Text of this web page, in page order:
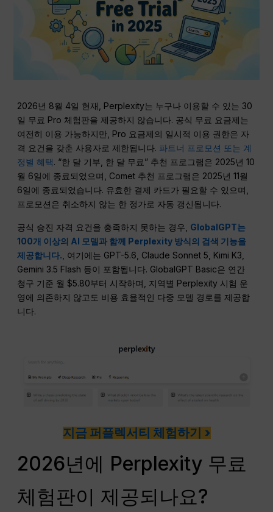
2026년 8월 4일 현재, Perplexity는 누구나 이용할 수 있는 30
일 무료 Pro 체험판을 제공하지 않습니다. 공식 무료 요금제는
여전히 이용 가능하지만, Pro 요금제의 일시적 이용 권한은 자
격 요건을 갖춘 사용자로 제한됩니다. 파트너 프로모션 또는 계
정별 혜택. “한 달 기부, 한 달 무료” 추천 프로그램은 2025년 10
월 6일에 종료되었으며, Comet 추천 프로그램은 2025년 11월
6일에 종료되었습니다. 유효한 결제 카드가 필요할 수 있으며,
프로모션은 취소하지 않는 한 정가로 자동 갱신됩니다.
공식 승진 자격 요건을 충족하지 못하는 경우, GlobalGPT는
100개 이상의 AI 모델과 함께 Perplexity 방식의 검색 기능을
제공합니다. , 여기에는 GPT-5.6, Claude Sonnet 5, Kimi K3,
Gemini 3.5 Flash 등이 포함됩니다. GlobalGPT Basic은 연간
청구 기준 월 $5.80부터 시작하며, 지역별 Perplexity 시험 운
영에 의존하지 않고도 비용 효율적인 다중 모델 경로를 제공합
니다.
지금 퍼플렉서티 체험하기 >
2026년에 Perplexity 무료
체험판이 제공되나요?